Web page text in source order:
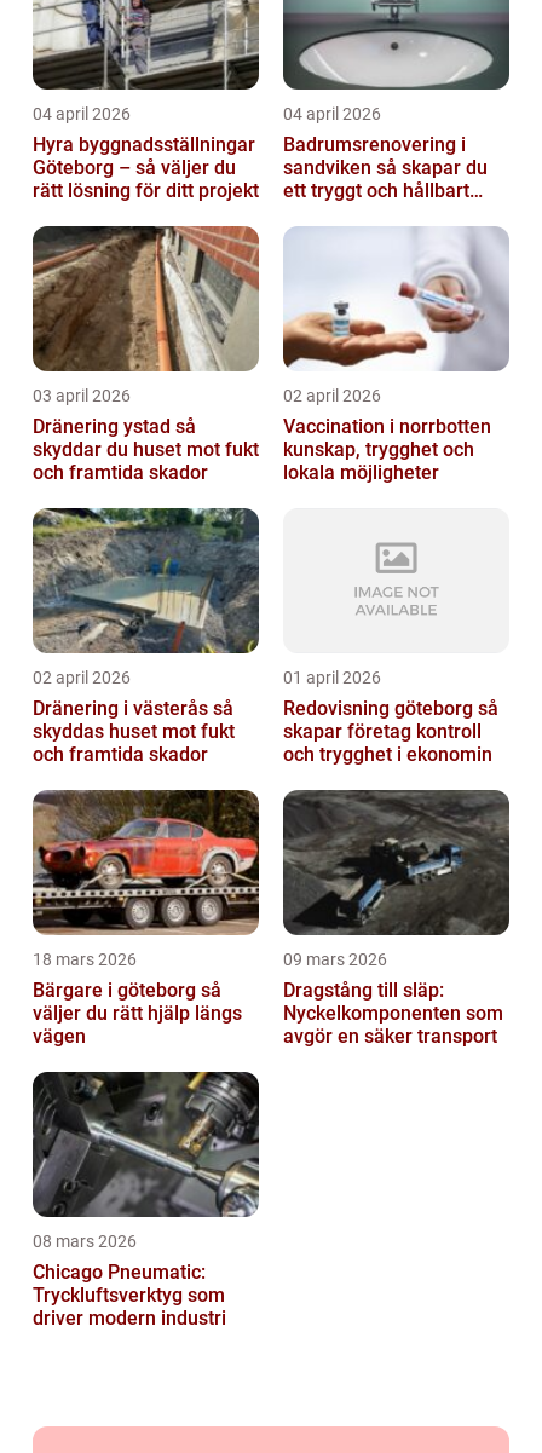
04 april 2026
Hyra byggnadsställningar
Göteborg – så väljer du
rätt lösning för ditt projekt
04 april 2026
Badrumsrenovering i
sandviken så skapar du
ett tryggt och hållbart
03 april 2026
Dränering ystad så
skyddar du huset mot fukt
och framtida skador
02 april 2026
Vaccination i norrbotten
kunskap, trygghet och
lokala möjligheter
02 april 2026
Dränering i västerås så
skyddas huset mot fukt
och framtida skador
01 april 2026
Redovisning göteborg så
skapar företag kontroll
och trygghet i ekonomin
18 mars 2026
Bärgare i göteborg så
väljer du rätt hjälp längs
vägen
09 mars 2026
Dragstång till släp:
Nyckelkomponenten som
avgör en säker transport
08 mars 2026
Chicago Pneumatic:
Tryckluftsverktyg som
driver modern industri